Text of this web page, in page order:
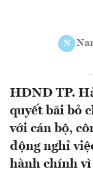
N
HĐND TP.
quyết bãi bỏ
với cán bộ,
động nghỉ
hành chính